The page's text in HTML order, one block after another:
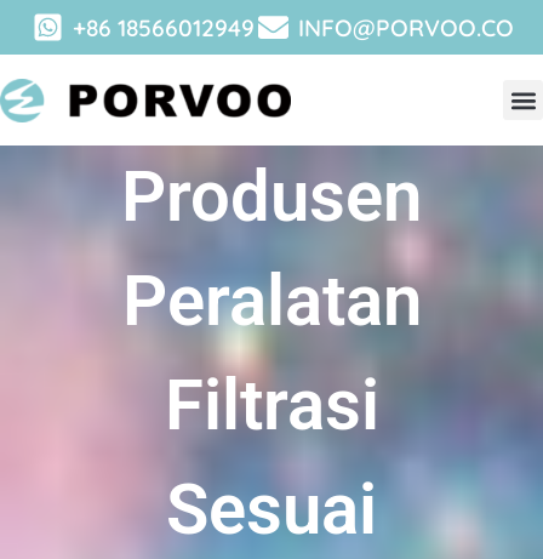
+86 18566012949 INFO@PORVOO.CO
Produsen
Peralatan
Filtrasi
Sesuai